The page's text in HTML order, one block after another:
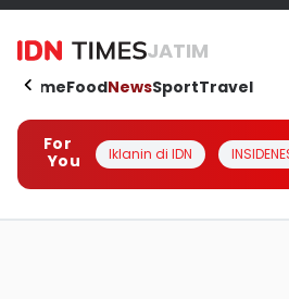
JATIM
HomeFoodNewsSportTravel
For
You
Iklanin di IDN